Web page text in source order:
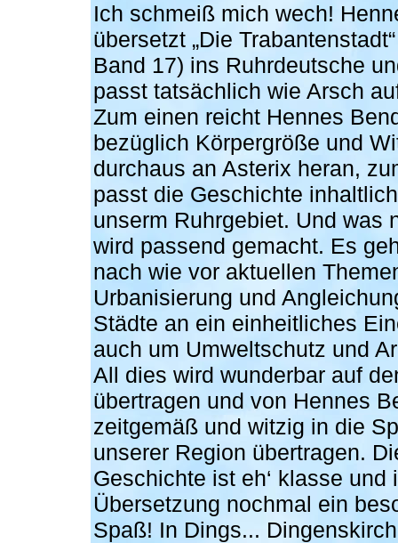
Ich schmeiß mich wech!
übersetzt „Die
Band 17) ins Ruhrdeutsche
passt tatsächlich wie Arsch
Zum einen reicht Hennes
bezüglich Körpergröße und
durchaus an Asterix heran,
passt die Geschichte
unserm Ruhrgebiet. Und was
wird passend gemacht. Es
nach wie vor aktuellen
Urbanisierung und
Städte an ein einheitliches
auch um Umweltschutz und
All dies wird wunderbar auf
übertragen und von Hennes
zeitgemäß und witzig in die
unserer Region übertragen.
Geschichte ist eh‘ klasse und
Übersetzung nochmal ein
Spaß! In Dings...